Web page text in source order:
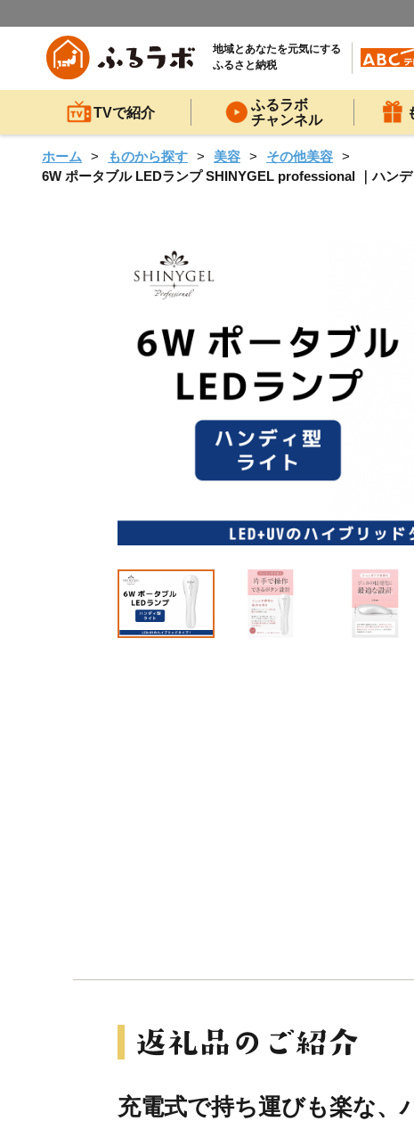
地域とあなたを元気にする
ふるさと納税
TVで紹介
ふるラボ
チャンネル
ホーム ものから探す 美容
その他美容
6W ポータブル LEDランプ SHINYGEL professional ｜ハン
充電式で持ち運びも楽な、